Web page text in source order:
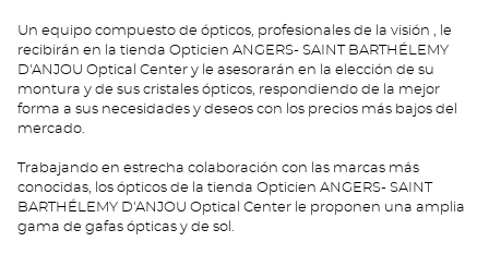
Un equipo compuesto de ópticos, profesionales de la visión , le
recibirán en la tienda Opticien ANGERS- SAINT BARTHÉLEMY
D'ANJOU Optical Center y le asesorarán en la elección de su
montura y de sus cristales ópticos, respondiendo de la mejor
forma a sus necesidades y deseos con los precios más bajos del
mercado.
Trabajando en estrecha colaboración con las marcas más
conocidas, los ópticos de la tienda Opticien ANGERS- SAINT
BARTHÉLEMY D'ANJOU Optical Center le proponen una amplia
gama de gafas ópticas y de sol.